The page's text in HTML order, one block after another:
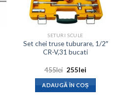
SETURI SCULE
Set chei truse tuburare, 1/2″
CR-V,31 bucati
455lei Prețul
a
fost:
455lei.
255leiPrețul
este:
255lei.
ADAUGĂ ÎN COȘ